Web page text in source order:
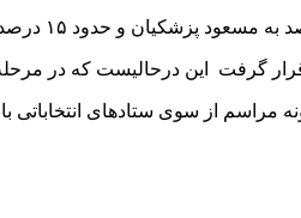
گرفت این درحالیست که در
مراسم از سوی ستادهای